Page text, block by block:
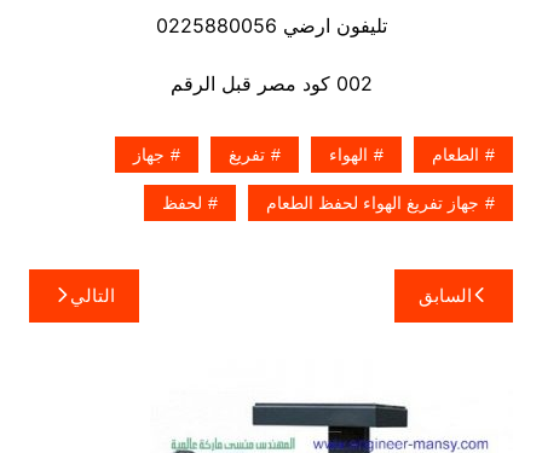
تليفون ارضي 0225880056
002 كود مصر قبل الرقم
الطعام الهواء تفريغ جهاز
جهاز تفريغ الهواء لحفظ الطعام لحفظ
تصفّح
المقالات
السابق التالي